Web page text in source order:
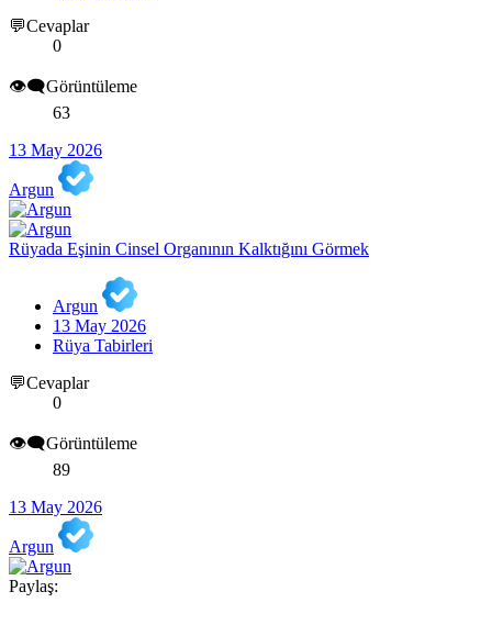
💬Cevaplar
0
👁️‍🗨️Görüntüleme
63
13 May 2026
Argun
Rüyada Eşinin Cinsel Organının Kalktığını Görmek
Argun
13 May 2026
Rüya Tabirleri
💬Cevaplar
0
👁️‍🗨️Görüntüleme
89
13 May 2026
Argun
Paylaş: